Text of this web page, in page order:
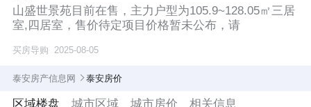
山盛世景苑目前在售，主力户型为105.9~128.05㎡三居
室,四居室，售价待定项目价格暂未公布，请
买房导购 2025-08-05
泰安房产信息网 泰安房价
区域楼盘 城市区域 城市房价 相关信息